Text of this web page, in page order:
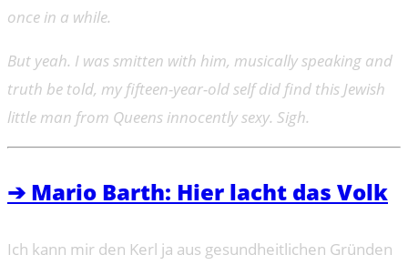
once in a while.
But yeah. I was smitten with him, musically speaking and
truth be told, my fifteen-year-old self did find this Jewish
little man from Queens innocently sexy. Sigh.
➔ Mario Barth: Hier lacht das Volk
Ich kann mir den Kerl ja aus gesundheitlichen Gründen